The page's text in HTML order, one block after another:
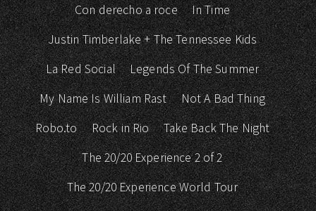
Con derecho a roce
In Time
Justin Timberlake + The Tennessee Kids
La Red Social
Legends Of The Summer
My Name Is William Rast
Not A Bad Thing
Robo.to
Rock in Rio
Take Back The Night
The 20/20 Experience 2 of 2
The 20/20 Experience World Tour